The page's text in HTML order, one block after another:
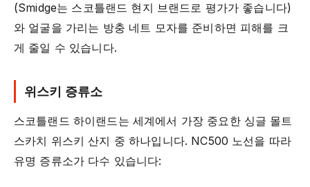
(Smidge는 스코틀랜드 현지 브랜드로 평가가 좋습니다)
와 얼굴을 가리는 방충 네트 모자를 준비하면 피해를 크
게 줄일 수 있습니다.
위스키 증류소
스코틀랜드 하이랜드는 세계에서 가장 중요한 싱글 몰트
스카치 위스키 산지 중 하나입니다. NC500 노선을 따라
유명 증류소가 다수 있습니다: